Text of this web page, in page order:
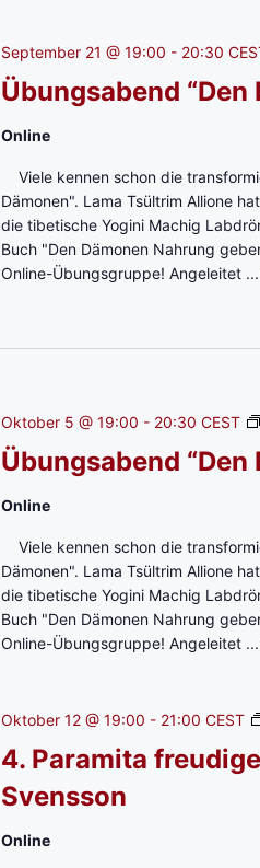
Übungsabend
September 21 @ 19:00 - 20:30
Online
Viele kennen schon die
Dämonen". Lama Tsültrim Allione
die tibetische Yogini Machig
Buch "Den Dämonen Nahrung
Online-Übungsgruppe! Angeleitet ...
Übungsabend
Oktober 5 @ 19:00 - 20:30 CEST
Online
Viele kennen schon die
Dämonen". Lama Tsültrim Allione
die tibetische Yogini Machig
Buch "Den Dämonen Nahrung
Online-Übungsgruppe! Angeleitet ...
4. Paramita
Svensson
Oktober 12 @ 19:00 - 21:00 CEST
Online